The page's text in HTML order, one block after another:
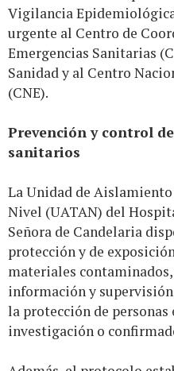
Vigilancia
urgente al Centro de
Emergencias Sanitarias
Sanidad y al Centro
(CNE).
Prevención y control
sanitarios
La Unidad de
Nivel (UATAN) del
Señora de Candelaria
protección y de
materiales
información y
la protección de personas
investigación o